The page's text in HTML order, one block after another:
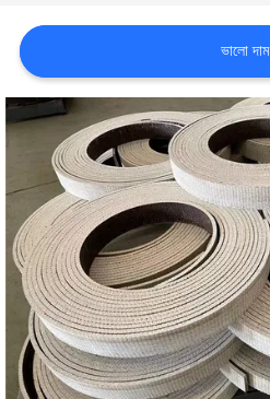
সাইট
ম্যাপ
PRIVACY
POLICY
ভালো দাম